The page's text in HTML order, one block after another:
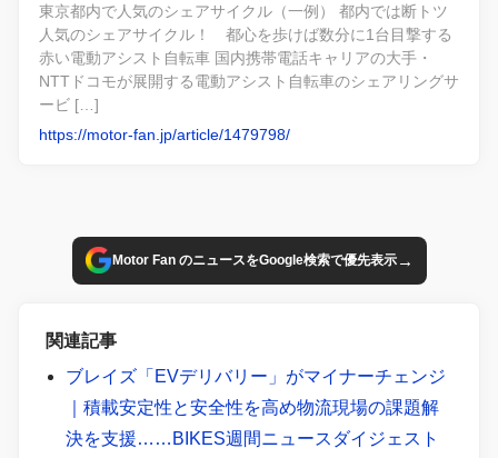
東京都内で人気のシェアサイクル（一例） 都内では断トツ
人気のシェアサイクル！ 都心を歩けば数分に1台目撃する
赤い電動アシスト自転車 国内携帯電話キャリアの大手・
NTTドコモが展開する電動アシスト自転車のシェアリングサ
ービ […]
https://motor-fan.jp/article/1479798/
Motor Fan のニュースをGoogle検索で優先表示→
関連記事
ブレイズ「EVデリバリー」がマイナーチェンジ
｜積載安定性と安全性を高め物流現場の課題解
決を支援……BIKES週間ニュースダイジェスト